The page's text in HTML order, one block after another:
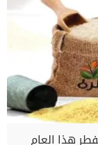
هذا العام